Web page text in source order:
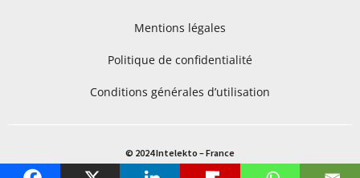
Mentions légales
Politique de confidentialité
Conditions générales d’utilisation
© 2024 Intelekto – France